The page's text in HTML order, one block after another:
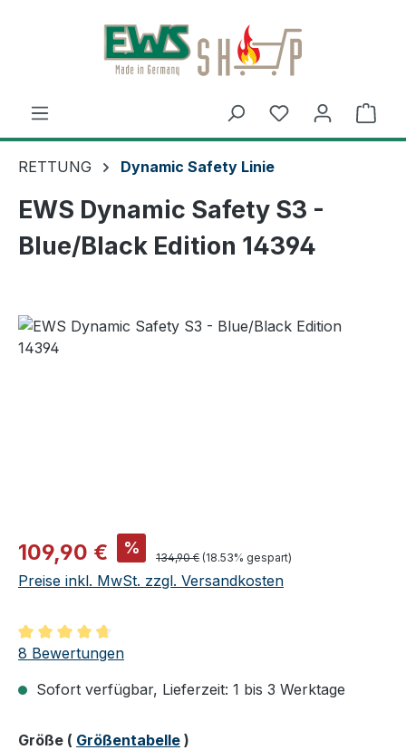
Zum Hauptinhalt springen
RETTUNG Dynamic Safety Linie
EWS Dynamic Safety S3 -
Blue/Black Edition 14394
Verkaufspreis:
109,90 € % Regulärer Preis:
134,90 € (18.53% gespart)
Preise inkl. MwSt. zzgl. Versandkosten
Durchschnittliche Bewertung von 4.75 von 5 Sternen
8 Bewertungen
Sofort verfügbar, Lieferzeit: 1 bis 3 Werktage
Größeauswählen
( Größentabelle )